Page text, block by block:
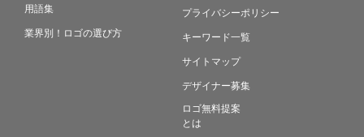
用語集
業界別！ロゴの選び方
プライバシーポリシー
キーワード一覧
サイトマップ
デザイナー募集
ロゴ無料提案
とは